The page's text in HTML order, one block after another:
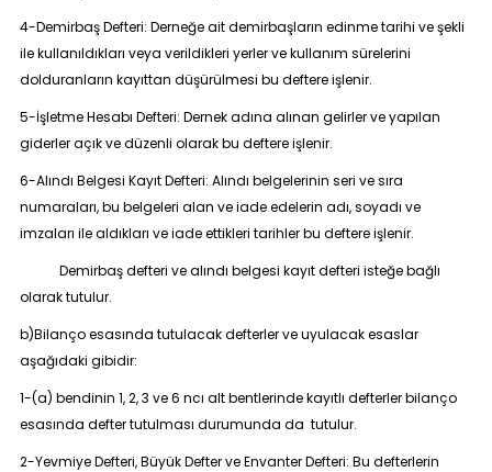
4-Demirbaş Defteri: Derneğe ait demirbaşların edinme tarihi ve şekli
ile kullanıldıkları veya verildikleri yerler ve kullanım sürelerini
dolduranların kayıttan düşürülmesi bu deftere işlenir.
5-İşletme Hesabı Defteri: Dernek adına alınan gelirler ve yapılan
giderler açık ve düzenli olarak bu deftere işlenir.
6-Alındı Belgesi Kayıt Defteri: Alındı belgelerinin seri ve sıra
numaraları, bu belgeleri alan ve iade edelerin adı, soyadı ve
imzaları ile aldıkları ve iade ettikleri tarihler bu deftere işlenir.
Demirbaş defteri ve alındı belgesi kayıt defteri isteğe bağlı
olarak tutulur.
b)Bilanço esasında tutulacak defterler ve uyulacak esaslar
aşağıdaki gibidir:
1-(a) bendinin 1, 2, 3 ve 6 ncı alt bentlerinde kayıtlı defterler bilanço
esasında defter tutulması durumunda da tutulur.
2-Yevmiye Defteri, Büyük Defter ve Envanter Defteri: Bu defterlerin